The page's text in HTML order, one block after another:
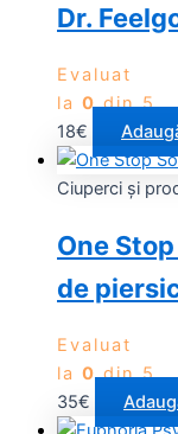
Dr.
Evaluat
la 0din 5
18€
Ciuperci și
One
de
Evaluat
la 0din 5
35€